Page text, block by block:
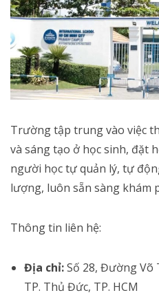
Trường tập trung vào việc
và sáng tạo ở học sinh, đặt
người học tự quản lý, tự
lượng, luôn sẵn sàng khám
Thông tin liên hệ:
Địa chỉ:Số 28, Đường Võ
TP. Thủ Đức, TP. HCM